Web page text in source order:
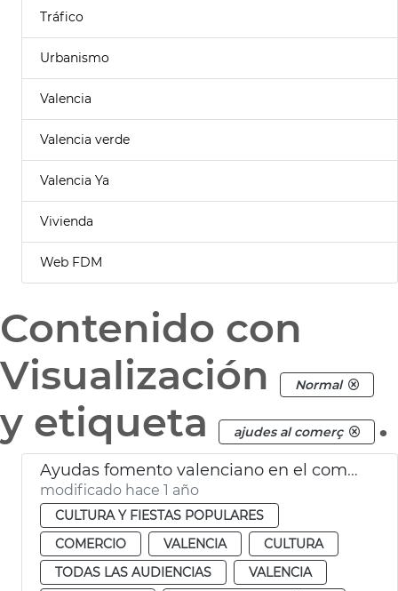
Tráfico
Urbanismo
Valencia
Valencia verde
Valencia Ya
Vivienda
Web FDM
Contenido con
Visualización
Normal
y etiqueta ajudes al comerç .
Ayudas fomento valenciano en el comercio
modificado hace 1 año
CULTURA Y FIESTAS POPULARES
COMERCIO
VALENCIA
CULTURA
TODAS LAS AUDIENCIAS
VALENCIA